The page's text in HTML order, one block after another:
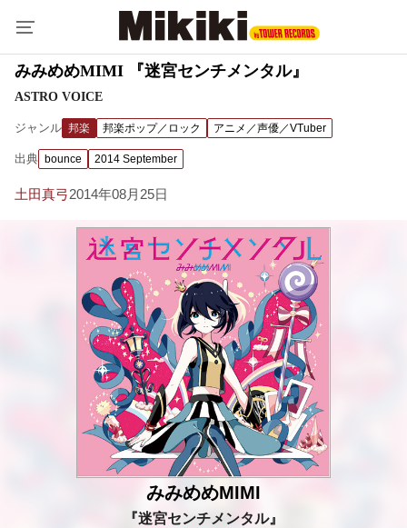
みみめめMIMI 『迷宮センチメンタル』
ASTRO VOICE
ジャンル 邦楽 邦楽ポップ／ロック アニメ／声優／VTuber
出典 bounce 2014 September
土田真弓2014年08月25日
みみめめMIMI
『迷宮センチメンタル』